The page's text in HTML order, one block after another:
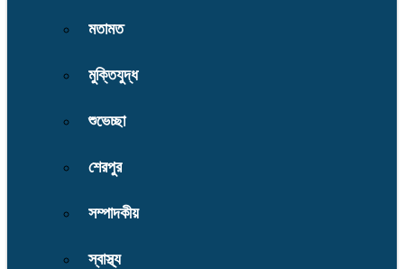
মতামত
মুক্তিযুদ্ধ
শুভেচ্ছা
শেরপুর
সম্পাদকীয়
স্বাস্থ্য